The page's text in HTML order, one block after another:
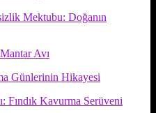
Mektubu: Doğanın
Avı
Günlerinin Hikayesi
Fındık Kavurma Serüveni